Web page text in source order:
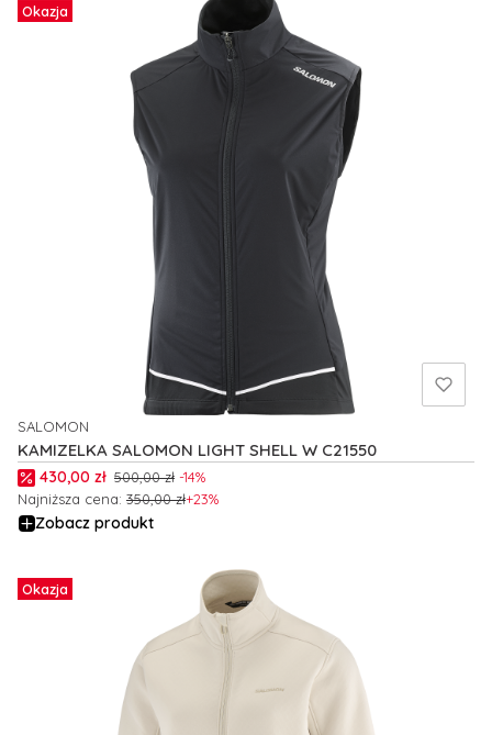
Okazja
KAMIZELKA SALOMON LIGHT SHELL W C21550
PRODUCENT
SALOMON
Cena promocyjna
430,00 zł 500,00 zł -14%
Najniższa cena: 350,00 zł+23%
Zobacz produkt
Okazja